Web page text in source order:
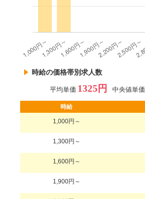
時給の価格帯別求人数
平均単価 1325円 中央値単価
時給
1,000円～
1,300円～
1,600円～
1,900円～